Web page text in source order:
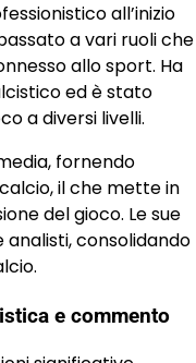
all’inizio
a vari ruoli che
allo sport. Ha
ed è stato
a diversi livelli.
fornendo
il che mette in
del gioco. Le sue
consolidando
e commento